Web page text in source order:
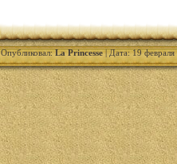
Опубликовал:La Princesse| Дата: 19